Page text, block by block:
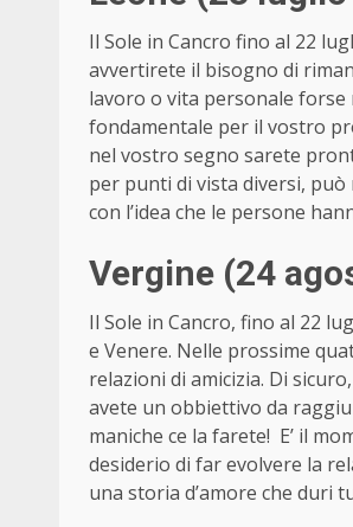
Il Sole in Cancro fino al 22
avvertirete il bisogno di
lavoro o vita personale
fondamentale per il vostro
nel vostro segno sarete
per punti di vista diversi,
con l’idea che le persone
Vergine (24
Il Sole in Cancro, fino al 22
e Venere. Nelle prossime
relazioni di amicizia. Di
avete un obbiettivo da
maniche ce la farete! E’ il
desiderio di far evolvere la
una storia d’amore che duri